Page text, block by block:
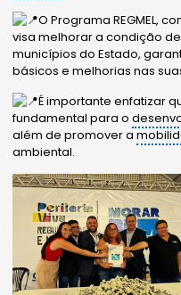
O Programa REGMEL,
visa melhorar a condição
municípios do Estado,
básicos e melhorias nas
É importante enfatizar
fundamental para o
além de promover a
ambiental.